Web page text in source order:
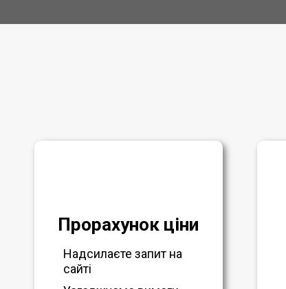
Прорахунок ціни
Надсилаєте запит на
сайті